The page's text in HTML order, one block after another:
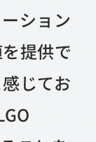
ション
提供で
じてお